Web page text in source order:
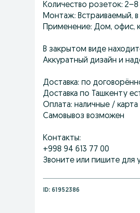
Количество розеток:
Монтаж: Встраиваемый, в
Применение: Дом, офис,
В закрытом виде
Аккуратный дизайн и
Доставка: по
Доставка по Ташкенту
Оплата: наличные / карта
Самовывоз возможен
Контакты:
+998 94 613 77 00
Звоните или пишите для
ID: 61952386